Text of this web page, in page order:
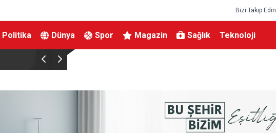
Bizi Takip Edin
Politika Dünya Spor Magazin Sağlık Teknoloji
İznik Gölü’ne düşen genç hayatını kaybetti, gözyaşlarıyla toprağa verildi